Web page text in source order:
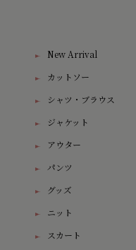
New Arrival
カットソー
シャツ・ブラウス
ジャケット
アウター
パンツ
グッズ
ニット
スカート